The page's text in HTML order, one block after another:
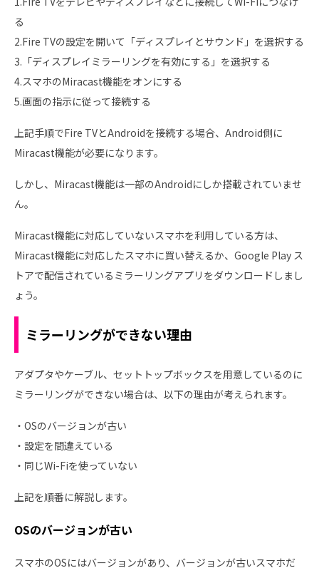
る
2.Fire TVの設定を開いて「ディスプレイとサウンド」を選択する
3.「ディスプレイミラーリングを有効にする」を選択する
4.スマホのMiracast機能をオンにする
5.画面の指示に従って接続する
上記手順でFire TVとAndroidを接続する場合、Android側に
Miracast機能が必要になります。
しかし、Miracast機能は一部のAndroidにしか搭載されていませ
ん。
Miracast機能に対応していないスマホを利用している方は、
Miracast機能に対応したスマホに買い替えるか、Google Play ス
トアで配信されているミラーリングアプリをダウンロードしまし
ょう。
ミラーリングができない理由
アダプタやケーブル、セットトップボックスを用意しているのに
ミラーリングができない場合は、以下の理由が考えられます。
・OSのバージョンが古い
・設定を間違えている
・同じWi-Fiを使っていない
上記を順番に解説します。
OSのバージョンが古い
スマホのOSにはバージョンがあり、バージョンが古いスマホだ